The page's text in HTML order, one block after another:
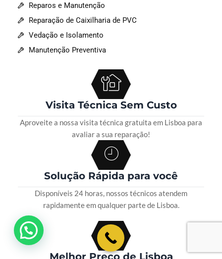
Reparos e Manutenção
Reparação de Caixilharia de PVC
Vedação e Isolamento
Manutenção Preventiva
Visita Técnica Sem Custo
Aproveite a nossa visita técnica gratuita em Lisboa para
avaliar a sua reparação!
Solução Rápida para você
Disponíveis 24 horas, nossos técnicos atendem
rapidamente em qualquer parte de Lisboa.
Melhor Preço de Lisboa
💬 Como podemos ajudar?